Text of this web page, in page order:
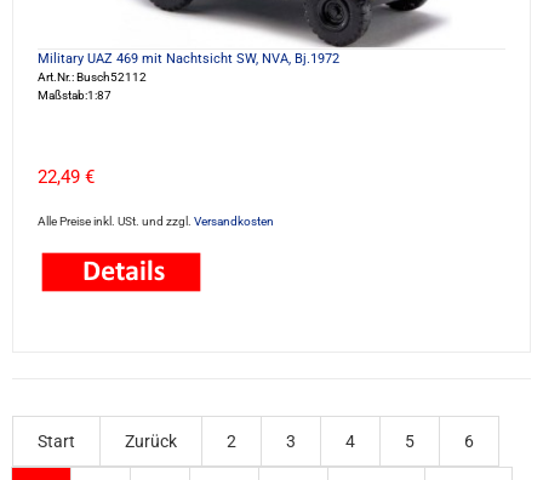
Military UAZ 469 mit Nachtsicht SW, NVA, Bj.1972
Art.Nr.: Busch52112
Maßstab:1:87
22,49 €
Alle Preise inkl. USt. und zzgl. Versandkosten
Start Zurück 2 3 4 5 6